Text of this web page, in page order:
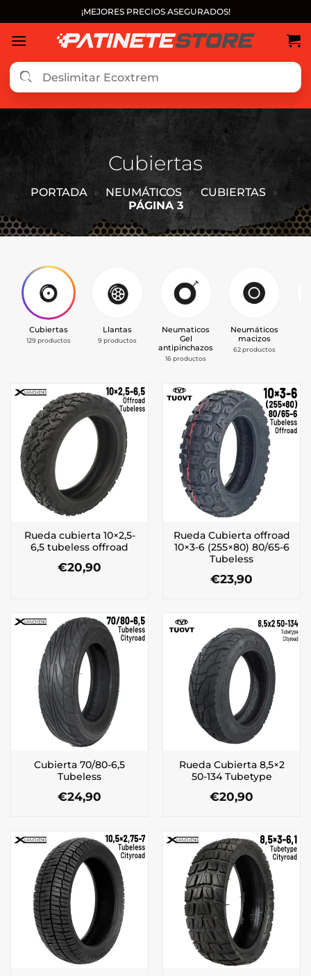
al
contenido
¡MEJORES PRECIOS ASEGURADOS!
Cubiertas
PORTADA » NEUMÁTICOS » CUBIERTAS »
PÁGINA 3
Cubiertas
129 productos
Llantas
9 productos
Neumaticos
Gel
antipinchazos
16 productos
Neumáticos
macizos
62 productos
Rueda cubierta 10×2,5-
6,5 tubeless offroad
€20,90
Rueda Cubierta offroad
10×3-6 (255×80) 80/65-6
Tubeless
€23,90
Cubierta 70/80-6,5
Tubeless
€24,90
Rueda Cubierta 8,5×2
50-134 Tubetype
€20,90